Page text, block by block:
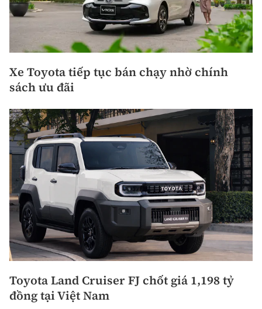
Xe Toyota tiếp tục bán chạy nhờ chính
sách ưu đãi
Toyota Land Cruiser FJ chốt giá 1,198 tỷ
đồng tại Việt Nam